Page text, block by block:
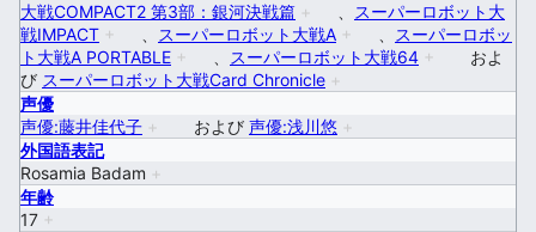
大戦COMPACT2 第3部：銀河決戦篇 +
スーパーロボット大
戦IMPACT + スーパーロボット大戦A +
スーパーロボッ
ト大戦A PORTABLE + スーパーロボット大戦64 +
およ
び スーパーロボット大戦Card Chronicle +
声優
声優:藤井佳代子 + および 声優:浅川悠 +
外国語表記
Rosamia Badam +
年齢
17 +